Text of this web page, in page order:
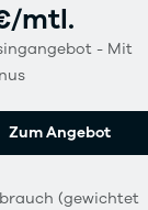
mtl.
- Mit
Zum Angebot
(gewichtet